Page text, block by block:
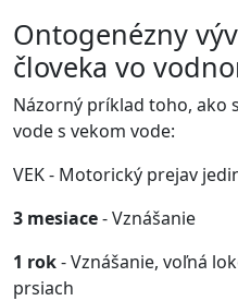
Ontogenézny
človeka vo
Názorný príklad toho, ako
vode s vekom vode:
VEK - Motorický prejav
3 mesiace- Vznášanie
1 rok- Vznášanie, voľná
prsiach